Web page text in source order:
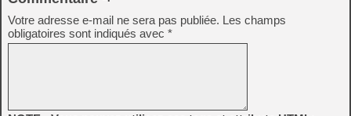
Votre adresse e-mail ne sera pas publiée. Les champs
obligatoires sont indiqués avec *